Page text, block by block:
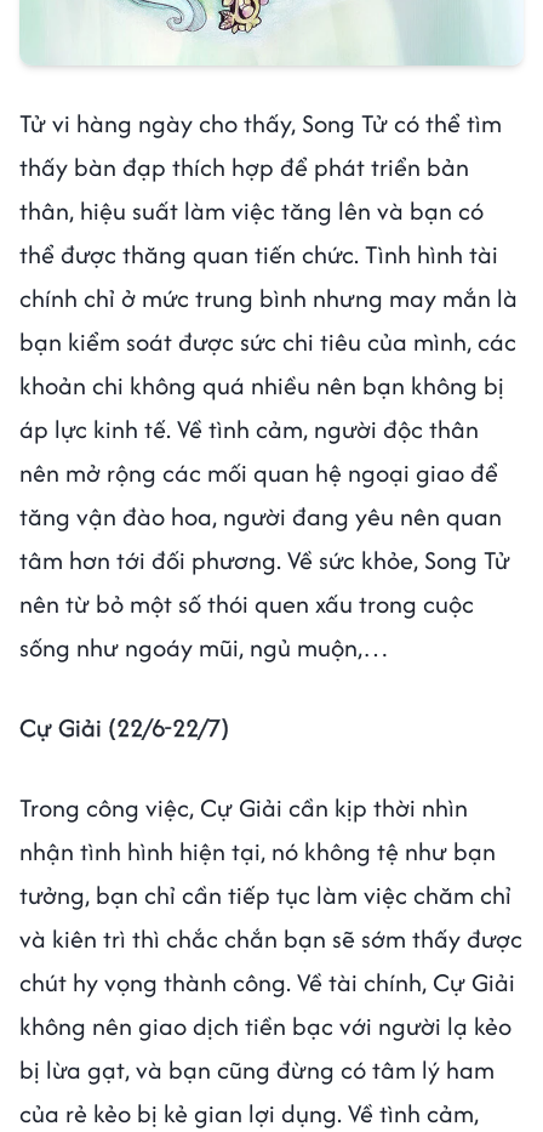
Tử vi hàng ngày cho thấy, Song Tử có thể tìm
thấy bàn đạp thích hợp để phát triển bản
thân, hiệu suất làm việc tăng lên và bạn có
thể được thăng quan tiến chức. Tình hình tài
chính chỉ ở mức trung bình nhưng may mắn là
bạn kiểm soát được sức chi tiêu của mình, các
khoản chi không quá nhiều nên bạn không bị
áp lực kinh tế. Về tình cảm, người độc thân
nên mở rộng các mối quan hệ ngoại giao để
tăng vận đào hoa, người đang yêu nên quan
tâm hơn tới đối phương. Về sức khỏe, Song Tử
nên từ bỏ một số thói quen xấu trong cuộc
sống như ngoáy mũi, ngủ muộn,…
Cự Giải (22/6-22/7)
Trong công việc, Cự Giải cần kịp thời nhìn
nhận tình hình hiện tại, nó không tệ như bạn
tưởng, bạn chỉ cần tiếp tục làm việc chăm chỉ
và kiên trì thì chắc chắn bạn sẽ sớm thấy được
chút hy vọng thành công. Về tài chính, Cự Giải
không nên giao dịch tiền bạc với người lạ kẻo
bị lừa gạt, và bạn cũng đừng có tâm lý ham
của rẻ kẻo bị kẻ gian lợi dụng. Về tình cảm,